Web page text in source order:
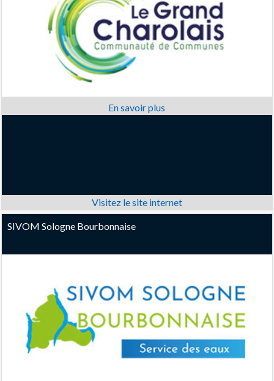
SIVOM Sologne Bourbonnaise